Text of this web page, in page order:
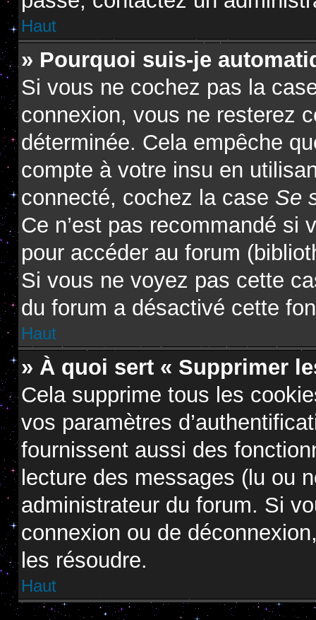
Haut
» Pourquoi suis-je
Si vous ne cochez pas la
connexion, vous ne resterez
déterminée. Cela empêche
compte à votre insu en
connecté, cochez la case Se
Ce n’est pas recommandé si
pour accéder au forum
Si vous ne voyez pas cette
du forum a désactivé cette
Haut
» À quoi sert « Supprimer
Cela supprime tous les
vos paramètres
fournissent aussi des
lecture des messages (lu ou
administrateur du forum. Si
connexion ou de
les résoudre.
Haut